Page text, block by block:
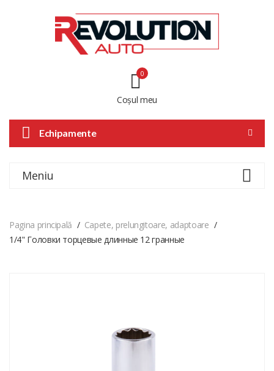
Coșul meu
0
Echipamente
Meniu
Pagina principală
Capete, prelungitoare, adaptoare
1/4" Головки торцевые длинные 12 гранные